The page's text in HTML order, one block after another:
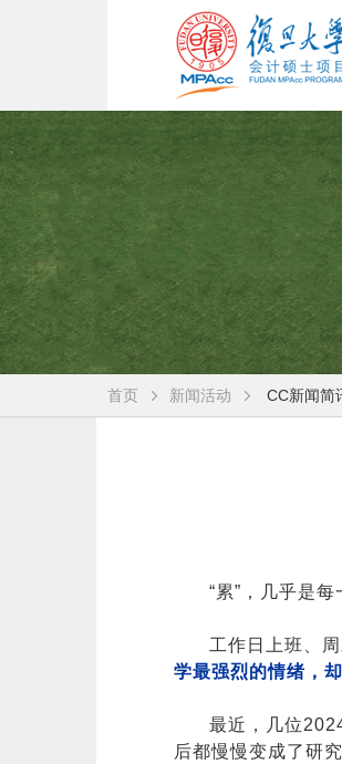
首页 新闻活动 CC新闻简
“累”，几乎是
工作日上班、
学最强烈的情绪，
最近，几位
后都慢慢变成了研